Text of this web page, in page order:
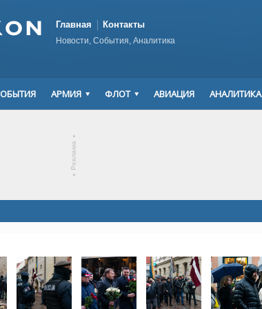
Главная Контакты
Новости, События, Аналитика
АРМИЯ ФЛОТ АВИАЦИЯ АНАЛИТИКА
▾
Реклама
▾